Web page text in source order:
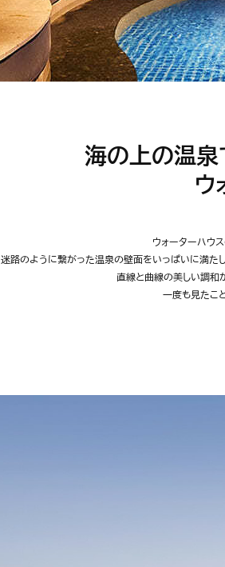
海の上の温泉
ウ
ウォーターハウ
迷路のように繋がった温泉の壁面をいっぱいに満た
直線と曲線の美しい調和
一度も見たこ